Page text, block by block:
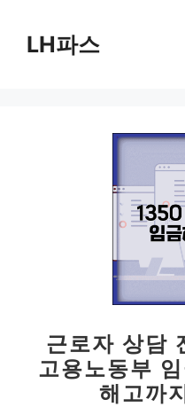
LH파스
근로자 상담
고용노동부
해고까